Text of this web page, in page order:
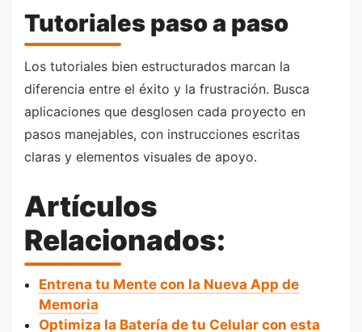
Tutoriales paso a paso
Los tutoriales bien estructurados marcan la
diferencia entre el éxito y la frustración. Busca
aplicaciones que desglosen cada proyecto en
pasos manejables, con instrucciones escritas
claras y elementos visuales de apoyo.
Artículos
Relacionados:
Entrena tu Mente con la Nueva App de
Memoria
Optimiza la Batería de tu Celular con esta